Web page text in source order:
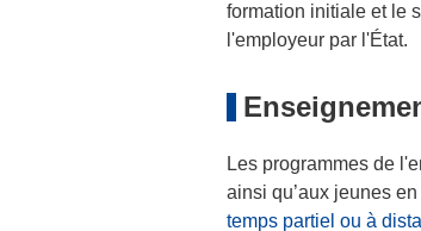
formation initiale et le
l'employeur par l'État.
Les programmes de
ainsi qu’aux jeunes
temps partiel ou à